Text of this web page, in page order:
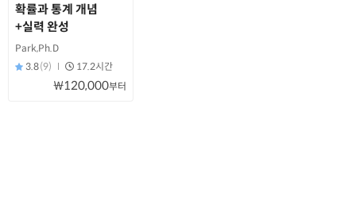
확률과 통계 개념
+실력 완성
Park,Ph.D
3.8(9) 17.2시간
₩120,000부터